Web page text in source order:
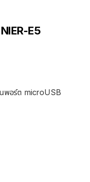
E5
พอร์ต microUSB